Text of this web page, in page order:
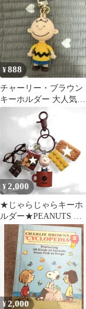
¥888
チャーリー・ブラウン
キーホルダー 大人気、
再入荷❗️
¥2,000
★じゃらじゃらキーホ
ルダー★PEANUTS チ
ャーリーブラウン
¥2,000